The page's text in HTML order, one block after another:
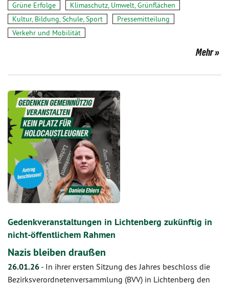
Grüne Erfolge
Klimaschutz, Umwelt, Grünflächen
Kultur, Bildung, Schule, Sport
Pressemitteilung
Verkehr und Mobilität
Mehr
Gedenkveranstaltungen in Lichtenberg zukünftig in
nicht-öffentlichem Rahmen
Nazis bleiben draußen
26.01.26 - In ihrer ersten Sitzung des Jahres beschloss die
Bezirksverordnetenversammlung (BVV) in Lichtenberg den